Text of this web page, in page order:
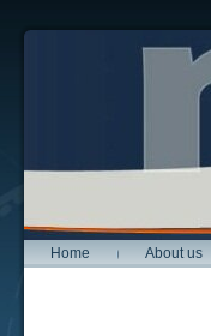
Home About us